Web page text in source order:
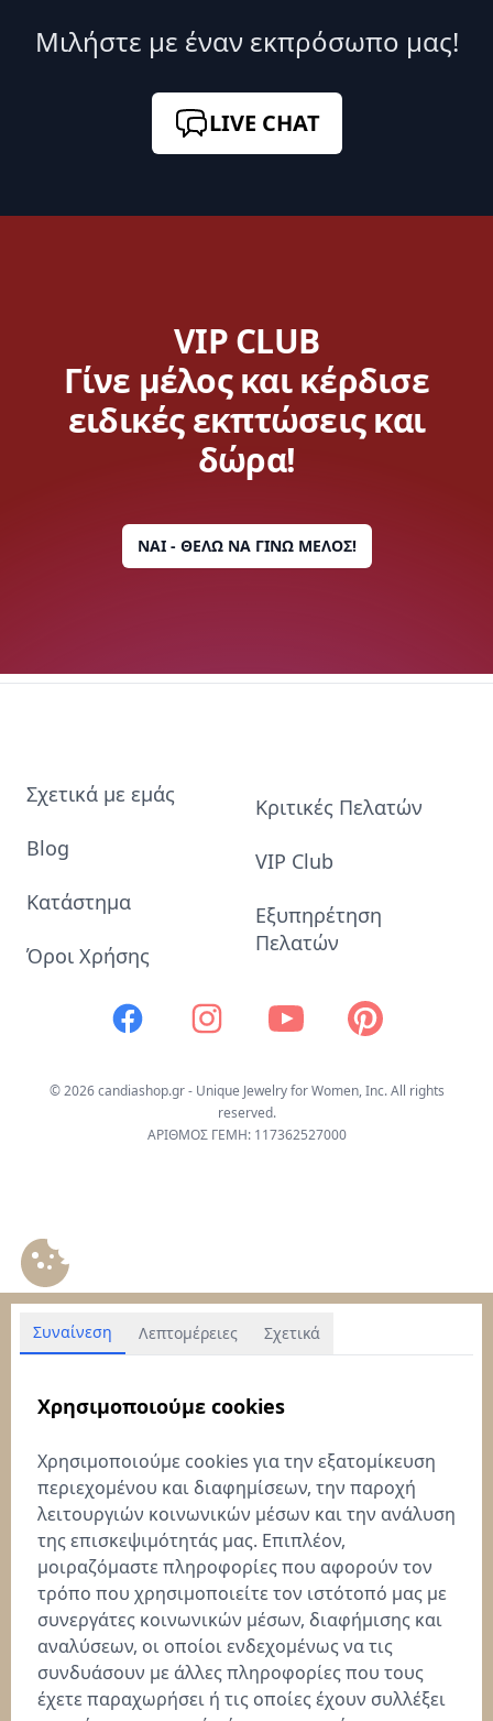
Συναίνεση Λεπτομέρειες Σχετικά
Χρησιμοποιούμε cookies
Χρησιμοποιούμε cookies για την εξατομίκευση
περιεχομένου και διαφημίσεων, την παροχή
λειτουργιών κοινωνικών μέσων και την ανάλυση
της επισκεψιμότητάς μας. Επιπλέον,
μοιραζόμαστε πληροφορίες που αφορούν τον
τρόπο που χρησιμοποιείτε τον ιστότοπό μας με
συνεργάτες κοινωνικών μέσων, διαφήμισης και
αναλύσεων, οι οποίοι ενδεχομένως να τις
συνδυάσουν με άλλες πληροφορίες που τους
έχετε παραχωρήσει ή τις οποίες έχουν συλλέξει
Μιλήστε με έναν εκπρόσωπο μας!
LIVE CHAT
VIP CLUB
Γίνε μέλος και κέρδισε
ειδικές εκπτώσεις και
δώρα!
ΝΑΙ - ΘΕΛΩ ΝΑ ΓΙΝΩ ΜΕΛΟΣ!
Σχετικά με εμάς
Blog
Κατάστημα
Όροι Χρήσης
Κριτικές Πελατών
VIP Club
Εξυπηρέτηση
Πελατών
Facebook InstagramYoutube Pinterest
© 2026 candiashop.gr - Unique Jewelry for Women, Inc. All rights
reserved.
ΑΡΙΘΜΟΣ ΓΕΜΗ: 117362527000